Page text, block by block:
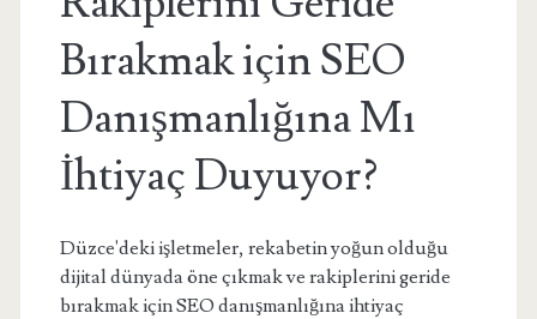
Bırakmak için SEO
Danışmanlığına Mı
İhtiyaç Duyuyor?
Düzce'deki işletmeler, rekabetin yoğun olduğu
dijital dünyada öne çıkmak ve rakiplerini geride
bırakmak için SEO danışmanlığına ihtiyaç